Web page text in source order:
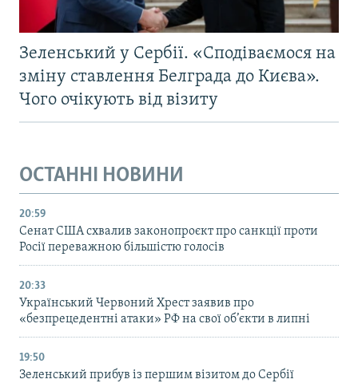
Зеленський у Сербії. «Сподіваємося на
зміну ставлення Белграда до Києва».
Чого очікують від візиту
ОСТАННІ НОВИНИ
20:59
Cенат США схвалив законопроєкт про санкції проти
Росії переважною більшістю голосів
20:33
Український Червоний Хрест заявив про
«безпрецедентні атаки» РФ на свої об’єкти в липні
19:50
Зеленський прибув із першим візитом до Сербії